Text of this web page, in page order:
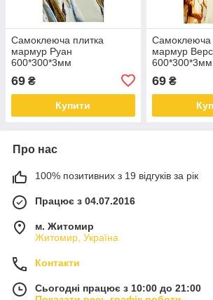
Самоклеюча плитка
мармур Руан
600*300*3мм
69 ₴
Купити
Самоклеюча
мармур
600*300*3мм
69₴
Про нас
100% позитивних з 19 відгуків за рік
Працює з 04.07.2016
м. Житомир
Житомир, Україна
Контакти
Сьогодні працює з 10:00 до 21:00